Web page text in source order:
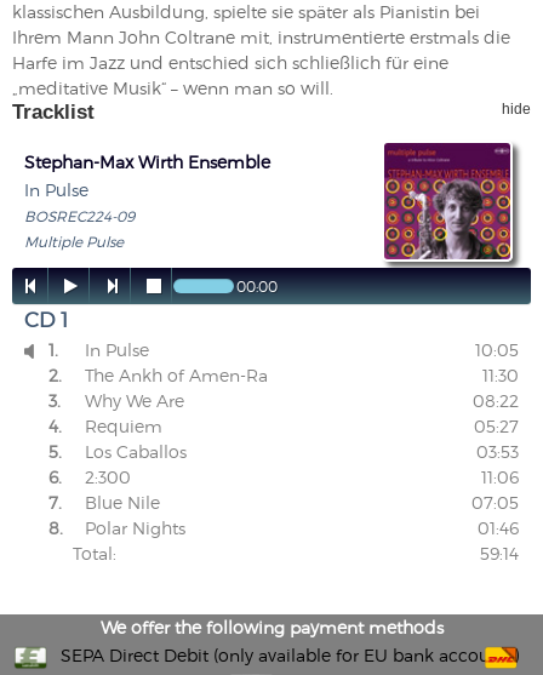
klassischen Ausbildung, spielte sie später als Pianistin bei
Ihrem Mann John Coltrane mit, instrumentierte erstmals die
Harfe im Jazz und entschied sich schließlich für eine
„meditative Musik“ – wenn man so will.
Tracklist hide
Stephan-Max Wirth Ensemble
In Pulse
BOSREC224-09
Multiple Pulse
    00:00
CD 1
 1. In Pulse
10:05
2.
The Ankh of Amen-Ra
11:30
3.
Why We Are
08:22
4.
Requiem
05:27
5.
Los Caballos
03:53
6.
2:300
11:06
7.
Blue Nile
07:05
8.
Polar Nights
01:46
Total:
59:14
We offer the following payment methods
SEPA Direct Debit (only available for EU bank accounts)